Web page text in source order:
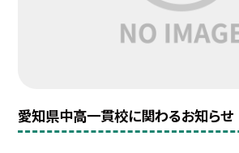
愛知県中高一貫校に関わるお知らせ